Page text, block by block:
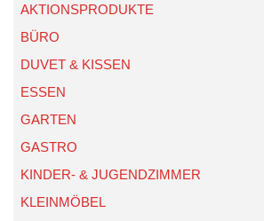
AKTIONSPRODUKTE
BÜRO
DUVET & KISSEN
ESSEN
GARTEN
GASTRO
KINDER- & JUGENDZIMMER
KLEINMÖBEL